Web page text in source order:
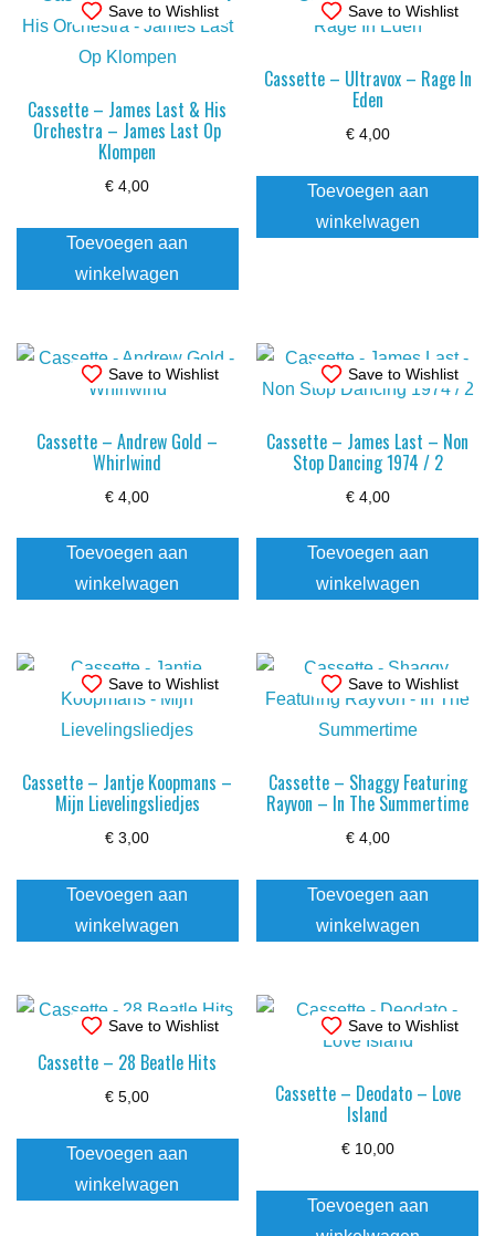
Save to Wishlist
Cassette – James Last & His
Orchestra – James Last Op
Klompen
€ 4,00
Toevoegen aan
winkelwagen
Save to Wishlist
Cassette – Ultravox – Rage In
Eden
€4,00
Toevoegen aan
winkelwagen
Save to Wishlist
Cassette – Andrew Gold –
Whirlwind
€ 4,00
Toevoegen aan
winkelwagen
Save to Wishlist
Cassette – James Last – Non
Stop Dancing 1974 / 2
€4,00
Toevoegen aan
winkelwagen
Save to Wishlist
Cassette – Jantje Koopmans –
Mijn Lievelingsliedjes
€ 3,00
Toevoegen aan
winkelwagen
Save to Wishlist
Cassette – Shaggy Featuring
Rayvon – In The Summertime
€4,00
Toevoegen aan
winkelwagen
Save to Wishlist
Cassette – 28 Beatle Hits
€ 5,00
Toevoegen aan
winkelwagen
Save to Wishlist
Cassette – Deodato – Love
Island
€10,00
Toevoegen aan